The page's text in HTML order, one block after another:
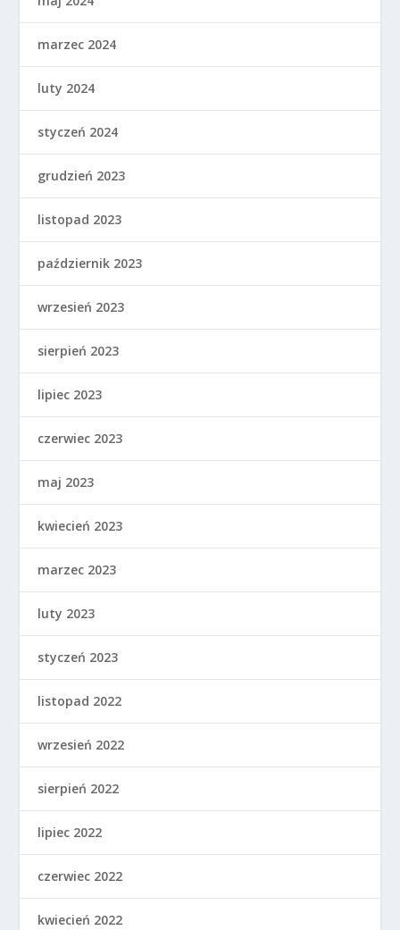
marzec 2024
luty 2024
styczeń 2024
grudzień 2023
listopad 2023
październik 2023
wrzesień 2023
sierpień 2023
lipiec 2023
czerwiec 2023
maj 2023
kwiecień 2023
marzec 2023
luty 2023
styczeń 2023
listopad 2022
wrzesień 2022
sierpień 2022
lipiec 2022
czerwiec 2022
kwiecień 2022